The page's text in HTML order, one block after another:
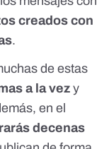
creados con
.
de estas
a la vezy
en el
decenas